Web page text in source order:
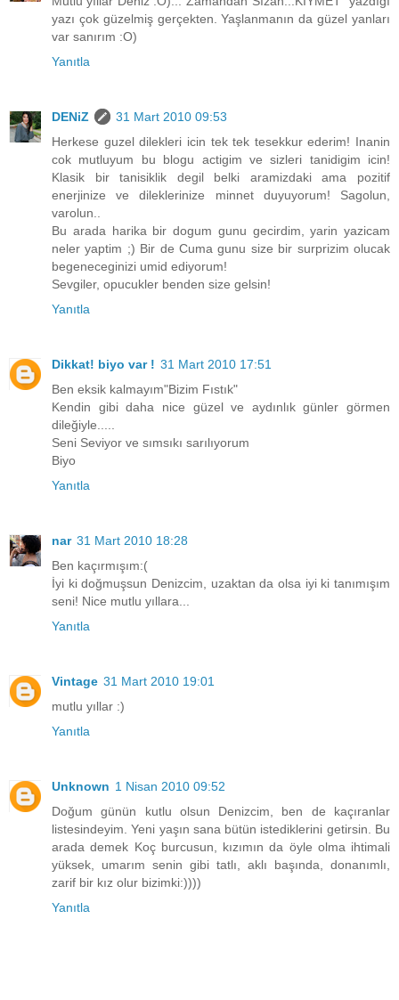
yazı çok güzelmiş gerçekten. Yaşlanmanın da güzel yanları
var sanırım :O)
Yanıtla
DENiZ
31 Mart 2010 09:53
Herkese guzel dilekleri icin tek tek tesekkur ederim! Inanin
cok mutluyum bu blogu actigim ve sizleri tanidigim icin!
Klasik bir tanisiklik degil belki aramizdaki ama pozitif
enerjinize ve dileklerinize minnet duyuyorum! Sagolun,
varolun..
Bu arada harika bir dogum gunu gecirdim, yarin yazicam
neler yaptim ;) Bir de Cuma gunu size bir surprizim olucak
begeneceginizi umid ediyorum!
Sevgiler, opucukler benden size gelsin!
Yanıtla
Dikkat! biyo var ! 31 Mart 2010 17:51
Ben eksik kalmayım"Bizim Fıstık"
Kendin gibi daha nice güzel ve aydınlık günler görmen
dileğiyle.....
Seni Seviyor ve sımsıkı sarılıyorum
Biyo
Yanıtla
nar 31 Mart 2010 18:28
Ben kaçırmışım:(
İyi ki doğmuşsun Denizcim, uzaktan da olsa iyi ki tanımışım
seni! Nice mutlu yıllara...
Yanıtla
Vintage 31 Mart 2010 19:01
mutlu yıllar :)
Yanıtla
Unknown 1 Nisan 2010 09:52
Doğum günün kutlu olsun Denizcim, ben de kaçıranlar
listesindeyim. Yeni yaşın sana bütün istediklerini getirsin. Bu
arada demek Koç burcusun, kızımın da öyle olma ihtimali
yüksek, umarım senin gibi tatlı, aklı başında, donanımlı,
zarif bir kız olur bizimki:))))
Yanıtla